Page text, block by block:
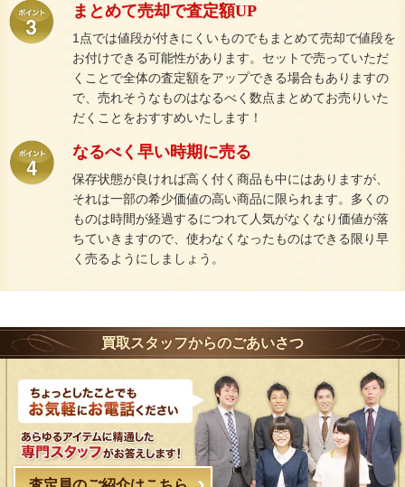
まとめて売却で査定額UP
1点では値段が付きにくいものでもまとめて売却で値段を
お付けできる可能性があります。セットで売っていただ
くことで全体の査定額をアップできる場合もありますの
で、売れそうなものはなるべく数点まとめてお売りいた
だくことをおすすめいたします！
なるべく早い時期に売る
保存状態が良ければ高く付く商品も中にはありますが、
それは一部の希少価値の高い商品に限られます。多くの
ものは時間が経過するにつれて人気がなくなり価値が落
ちていきますので、使わなくなったものはできる限り早
く売るようにしましょう。
買取スタッフからのごあいさつ